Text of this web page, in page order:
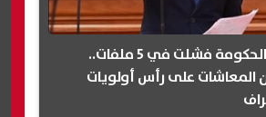
إيهاب منصور: الحكومة فشلت في 5 ملفات..
المعاشات على رأس أولويات